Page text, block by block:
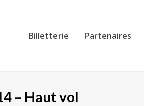
Billetterie Partenaires
– Haut vol